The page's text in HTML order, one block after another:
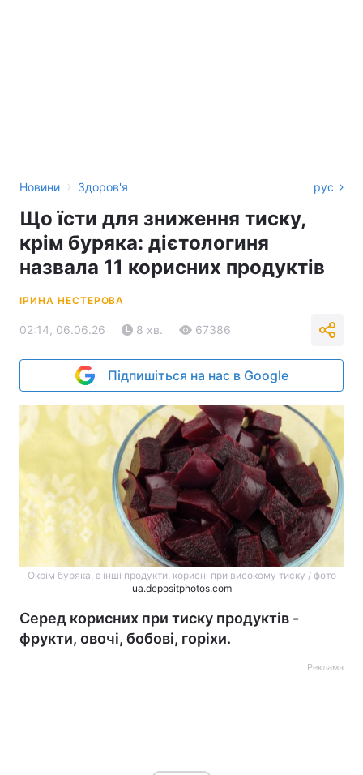
Новини › Здоров'я рус
Що їсти для зниження тиску,
крім буряка: дієтологиня
назвала 11 корисних продуктів
ІРИНА НЕСТЕРОВА
02:14, 06.06.26 8 хв. 67386
Підпишіться на нас в Google
Окрім буряка, є інші продукти, корисні при високому тиску / фото
ua.depositphotos.com
Серед корисних при тиску продуктів -
фрукти, овочі, бобові, горіхи.
Реклама